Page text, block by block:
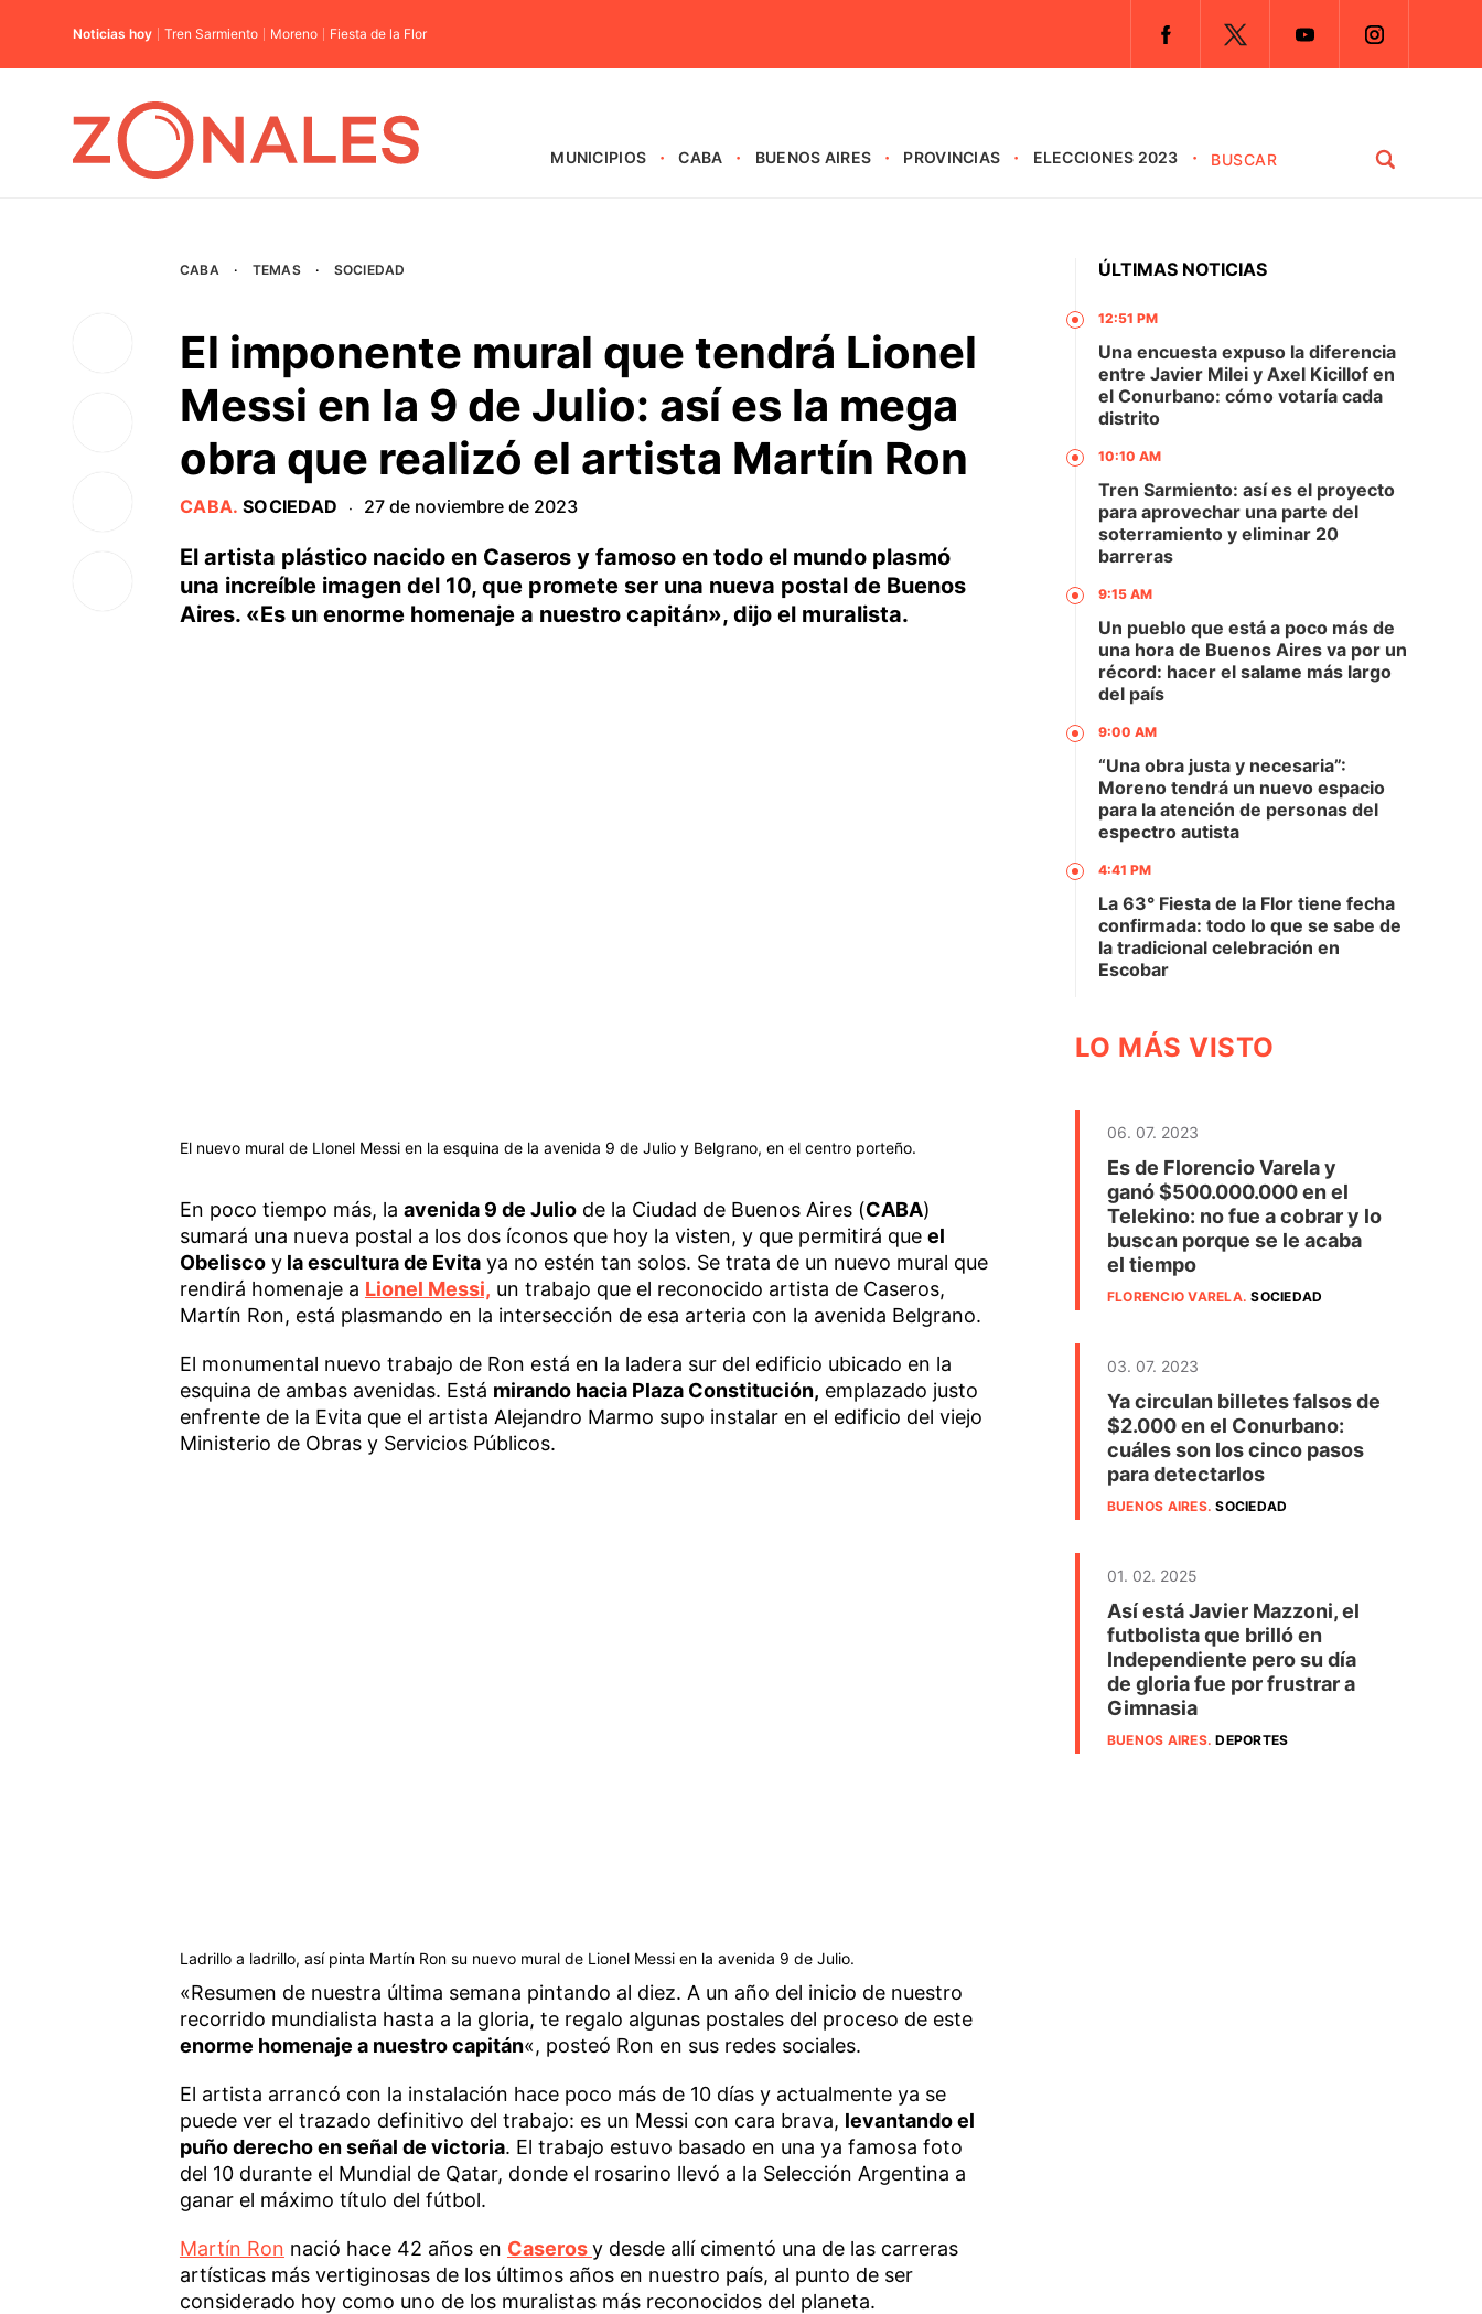
Noticias hoy Tren Sarmiento Moreno Fiesta de la Flor
MUNICIPIOS CABA BUENOS AIRES PROVINCIAS ELECCIONES 2023
CABA · TEMAS · SOCIEDAD
El imponente mural que tendrá Lionel
Messi en la 9 de Julio: así es la mega
obra que realizó el artista Martín Ron
CABA. SOCIEDAD · 27 de noviembre de 2023
El artista plástico nacido en Caseros y famoso en todo el mundo plasmó
una increíble imagen del 10, que promete ser una nueva postal de Buenos
Aires. «Es un enorme homenaje a nuestro capitán», dijo el muralista.
El nuevo mural de LIonel Messi en la esquina de la avenida 9 de Julio y Belgrano, en el centro porteño.
En poco tiempo más, la avenida 9 de Juliode la Ciudad de Buenos Aires (CABA)
sumará una nueva postal a los dos íconos que hoy la visten, y que permitirá que el
Obeliscoyla escultura de Evitaya no estén tan solos. Se trata de un nuevo mural que
rendirá homenaje a Lionel Messi, un trabajo que el reconocido artista de Caseros,
Martín Ron, está plasmando en la intersección de esa arteria con la avenida Belgrano.
El monumental nuevo trabajo de Ron está en la ladera sur del edificio ubicado en la
esquina de ambas avenidas. Está mirando hacia Plaza Constitución, emplazado justo
enfrente de la Evita que el artista Alejandro Marmo supo instalar en el edificio del viejo
Ministerio de Obras y Servicios Públicos.
Ladrillo a ladrillo, así pinta Martín Ron su nuevo mural de Lionel Messi en la avenida 9 de Julio.
«Resumen de nuestra última semana pintando al diez. A un año del inicio de nuestro
recorrido mundialista hasta a la gloria, te regalo algunas postales del proceso de este
enorme homenaje a nuestro capitán«, posteó Ron en sus redes sociales.
El artista arrancó con la instalación hace poco más de 10 días y actualmente ya se
puede ver el trazado definitivo del trabajo: es un Messi con cara brava, levantando el
puño derecho en señal de victoria. El trabajo estuvo basado en una ya famosa foto
del 10 durante el Mundial de Qatar, donde el rosarino llevó a la Selección Argentina a
ganar el máximo título del fútbol.
Martín Ron nació hace 42 años en Caserosy desde allí cimentó una de las carreras
artísticas más vertiginosas de los últimos años en nuestro país, al punto de ser
considerado hoy como uno de los muralistas más reconocidos del planeta.
ÚLTIMAS NOTICIAS
12:51 PM
Una encuesta expuso la diferencia
entre Javier Milei y Axel Kicillof en
el Conurbano: cómo votaría cada
distrito
10:10 AM
Tren Sarmiento: así es el proyecto
para aprovechar una parte del
soterramiento y eliminar 20
barreras
9:15 AM
Un pueblo que está a poco más de
una hora de Buenos Aires va por un
récord: hacer el salame más largo
del país
9:00 AM
“Una obra justa y necesaria”:
Moreno tendrá un nuevo espacio
para la atención de personas del
espectro autista
4:41 PM
La 63° Fiesta de la Flor tiene fecha
confirmada: todo lo que se sabe de
la tradicional celebración en
Escobar
LO MÁS VISTO
06. 07. 2023
Es de Florencio Varela y
ganó $500.000.000 en el
Telekino: no fue a cobrar y lo
buscan porque se le acaba
el tiempo
FLORENCIO VARELA.SOCIEDAD
03. 07. 2023
Ya circulan billetes falsos de
$2.000 en el Conurbano:
cuáles son los cinco pasos
para detectarlos
BUENOS AIRES.SOCIEDAD
01. 02. 2025
Así está Javier Mazzoni, el
futbolista que brilló en
Independiente pero su día
de gloria fue por frustrar a
Gimnasia
BUENOS AIRES.DEPORTES